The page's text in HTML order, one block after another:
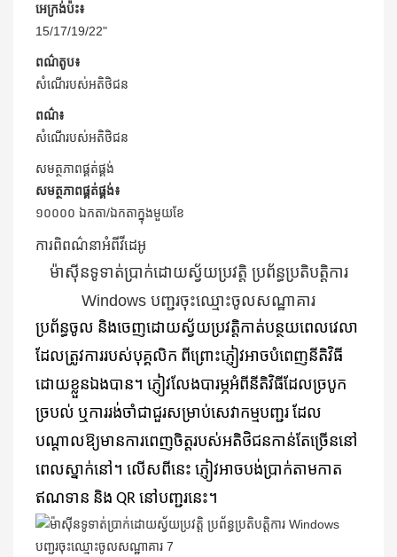
អេក្រង់ប៉ះ៖
15/17/19/22"
ពណ៌​តូប៖
សំណើរបស់អតិថិជន
ពណ៌៖
សំណើរបស់អតិថិជន
សមត្ថភាពផ្គត់ផ្គង់
សមត្ថភាពផ្គត់ផ្គង់៖
១០០០០ ឯកតា/ឯកតាក្នុងមួយខែ
ការពិពណ៌នាអំពីវីដេអូ
ម៉ាស៊ីនទូទាត់ប្រាក់ដោយស្វ័យប្រវត្តិ ប្រព័ន្ធប្រតិបត្តិការ
Windows បញ្ជរចុះឈ្មោះចូលសណ្ឋាគារ
ប្រព័ន្ធចូល និងចេញដោយស្វ័យប្រវត្តិកាត់បន្ថយពេលវេលា
ដែលត្រូវការរបស់បុគ្គលិក ពីព្រោះភ្ញៀវអាចបំពេញនីតិវិធី
ដោយខ្លួនឯងបាន។ ភ្ញៀវលែងបារម្ភអំពីនីតិវិធីដែលច្របូក
ច្របល់ ឬការរង់ចាំជាជួរសម្រាប់សេវាកម្មបញ្ជរ ដែល
បណ្តាលឱ្យមានការពេញចិត្តរបស់អតិថិជនកាន់តែច្រើននៅ
ពេលស្នាក់នៅ។ លើសពីនេះ ភ្ញៀវអាចបង់ប្រាក់តាមកាត
ឥណទាន និង QR នៅបញ្ជរនេះ។